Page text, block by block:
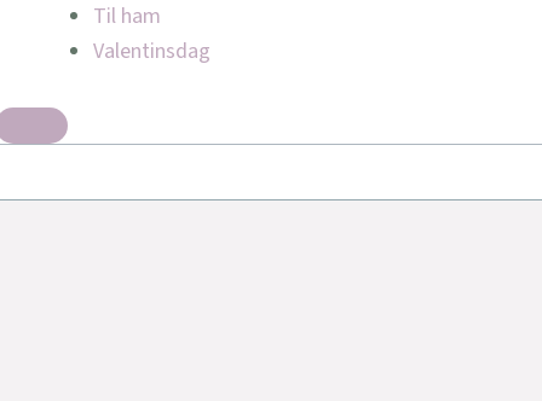
Til ham
Valentinsdag